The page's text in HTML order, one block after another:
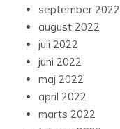
september 2022
august 2022
juli 2022
juni 2022
maj 2022
april 2022
marts 2022